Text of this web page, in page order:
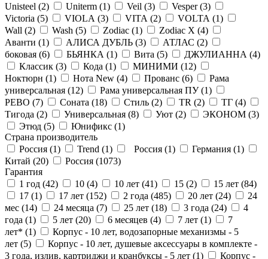
Unisteel (2) Uniterm (1) Veil (3) Vesper (3)
Victoria (5) VIOLA (3) VITA (2) VOLTA (1)
Wall (2) Wash (5) Zodiac (1) Zodiac X (4)
Аванти (1) АЛИСА ДУБЛЬ (3) АТЛАС (2)
боковая (6) БЬЯНКА (1) Вита (5) ДЖУЛИАННА (4)
Классик (3) Кода (1) МИНИМИ (12)
Ноктюрн (1) Нота New (4) Прованс (6)
Рама
универсальная (12) Рама универсальная ПУ (1)
РЕВО (7) Соната (18) Стиль (2) ТR (2) ТГ (4)
Тигода (2) Универсальная (8) Уют (2) ЭКОНОМ (3)
Этюд (5) Юнификс (1)
Страна производитель
Россия (1) Trend (1) Россия (1) Германия (1)
Китай (20) Россия (1073)
Гарантия
1 год (42) 10 (4) 10 лет (41) 15 (2) 15 лет (84)
17 (1) 17 лет (152) 2 года (485) 20 лет (24)
24
мес (14) 24 месяца (7) 25 лет (18) 3 года (24)
4
года (1) 5 лет (20) 6 месяцев (4) 7 лет (1)
7
лет* (1)
Корпус - 10 лет, водозапорные механизмы - 5
лет (5)
Корпус - 10 лет, душевые аксессуары в комплекте -
3 года, излив, картриджи и кранбуксы - 5 лет (1) Корпус -